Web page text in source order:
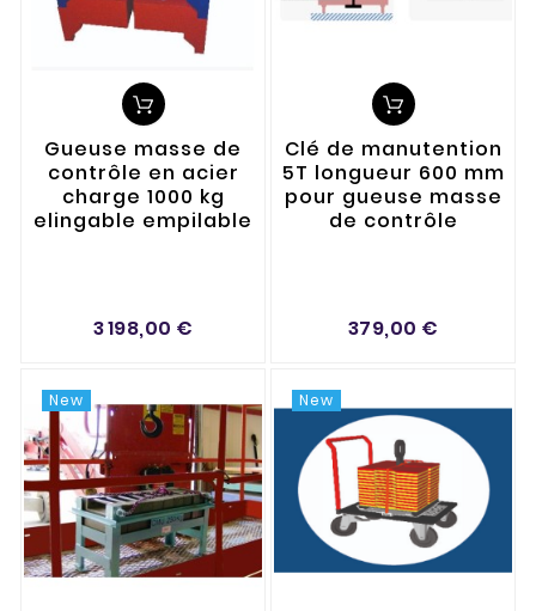
Gueuse masse de
contrôle en acier
charge 1000 kg
elingable empilable
3 198,00 €
Clé de manutention
5T longueur 600 mm
pour gueuse masse
de contrôle
379,00 €
New New